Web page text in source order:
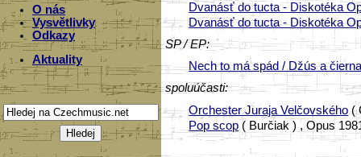
O nás
Vysvětlivky
Odkazy
Aktuality
Dvanásť do tucta - Diskotéka
Dvanásť do tucta - Diskotéka
SP / EP:
Nech to má spád / Džús a
spoluúčasti:
Orchester Juraja Velčovského(
Pop scop ( Burčiak ) , Opus